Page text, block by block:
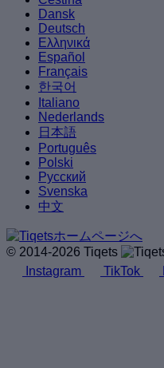
Dansk
Deutsch
Ελληνικά
Español
Français
한국어
Italiano
Nederlands
日本語
Português
Polski
Русский
Svenska
中文
© 2014-2026 Tiqets
Instagram
TikTok